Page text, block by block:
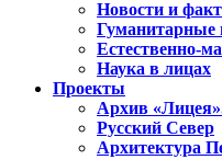
Новости и
Гуманитарные
Естественно-
Наука в лицах
Проекты
Архив
Русский Север
Архитектура